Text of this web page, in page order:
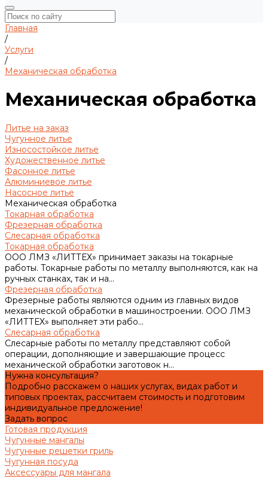
Главная
/
Услуги
/
Механическая обработка
Механическая обработка
Литье на заказ
Чугунное литье
Износостойкое литье
Художественное литье
Фасонное литье
Алюминиевое литье
Насосное литье
Механическая обработка
Токарная обработка
Фрезерная обработка
Слесарная обработка
Токарная обработка
ООО ЛМЗ «ЛИТТЕХ» принимает заказы на токарные
работы. Токарные работы по металлу выполняются, как на
ручных станках, так и на...
Фрезерная обработка
Фрезерные работы являются одним из главных видов
механической обработки в машиностроении. ООО ЛМЗ
«ЛИТТЕХ» выполняет эти рабо...
Слесарная обработка
Слесарные работы по металлу представляют собой
операции, дополняющие и завершающие процесс
механической обработки заготовок н...
Нужна консультация?
Подробно расскажем о наших услугах, видах работ и
типовых проектах, рассчитаем стоимость и подготовим
индивидуальное предложение!
Задать вопрос
Готовая продукция
Чугунные мангалы
Чугунные решетки гриль
Чугунная посуда
Аксессуары для мангала